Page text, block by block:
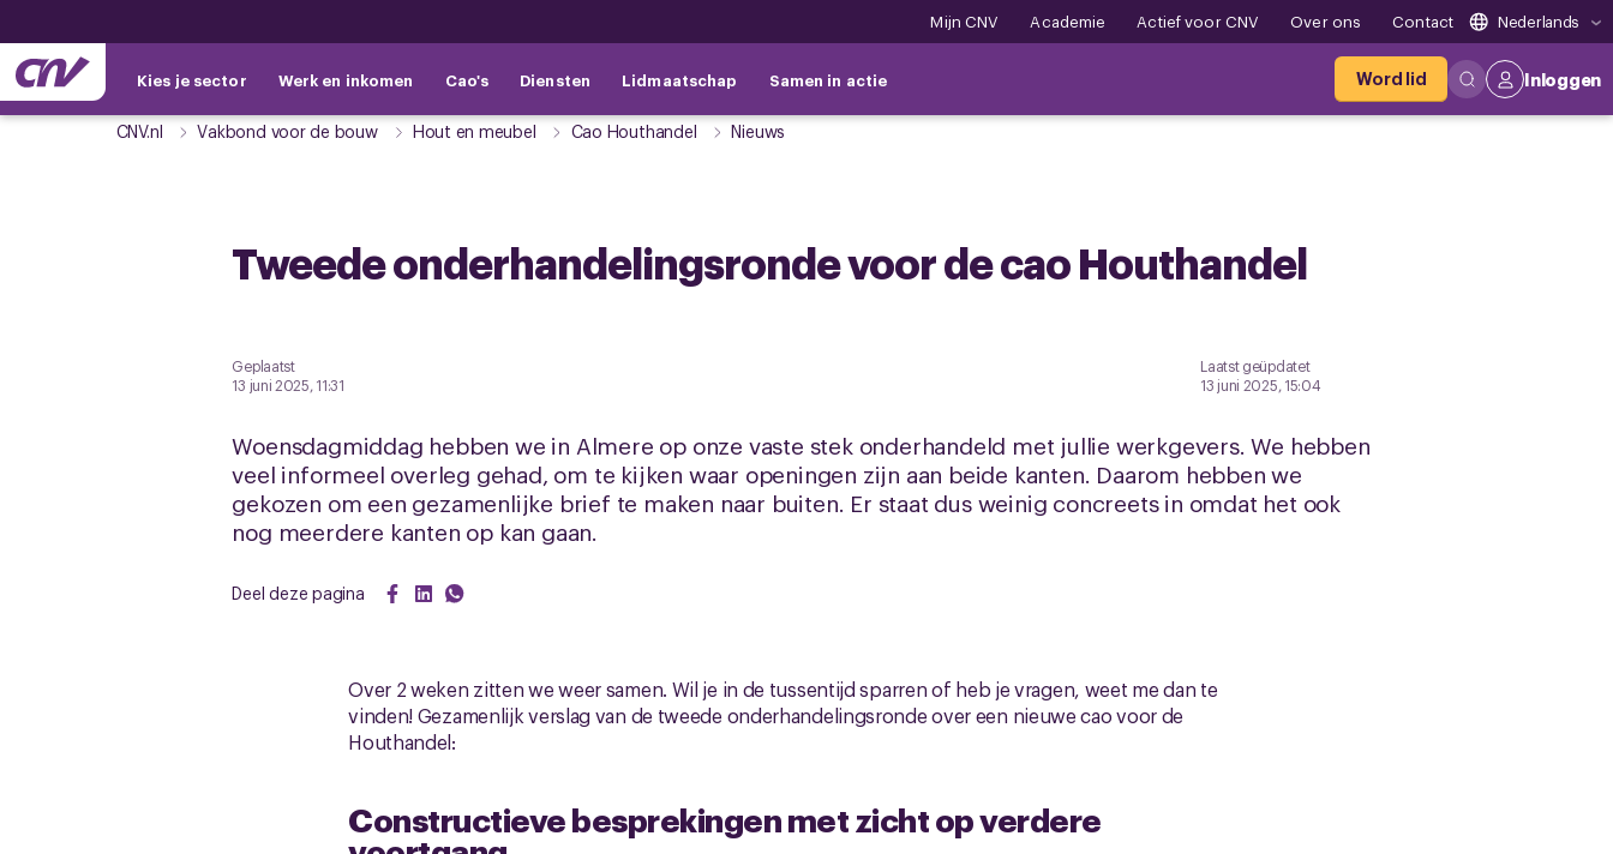
Mijn CNV Academie Actief voor CNV Over ons Contact Nederlands
Kies je sector Werk en inkomen Cao's Diensten Lidmaatschap Samen in actie Word lid Inloggen
CNV.nl Vakbond voor de bouw Hout en meubel Cao Houthandel Nieuws
Tweede onderhandelingsronde voor de cao Houthandel
Geplaatst
13 juni 2025, 11:31
Laatst geüpdatet
13 juni 2025, 15:04
Woensdagmiddag hebben we in Almere op onze vaste stek onderhandeld met jullie werkgevers. We hebben
veel informeel overleg gehad, om te kijken waar openingen zijn aan beide kanten. Daarom hebben we
gekozen om een gezamenlijke brief te maken naar buiten. Er staat dus weinig concreets in omdat het ook
nog meerdere kanten op kan gaan.
Deel deze pagina
Over 2 weken zitten we weer samen. Wil je in de tussentijd sparren of heb je vragen, weet me dan te
vinden! Gezamenlijk verslag van de tweede onderhandelingsronde over een nieuwe cao voor de
Houthandel:
Constructieve besprekingen met zicht op verdere